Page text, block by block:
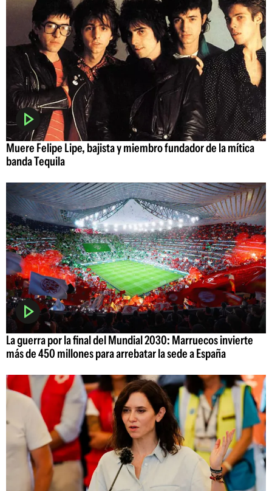
Muere Felipe Lipe, bajista y miembro fundador de la mítica
banda Tequila
La guerra por la final del Mundial 2030: Marruecos invierte
más de 450 millones para arrebatar la sede a España